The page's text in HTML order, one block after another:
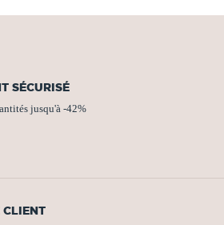
SÉCURISÉ
jusqu'à -42%
CLIENT